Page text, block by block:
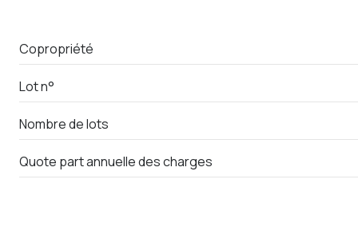
chambre
salle d'eau
WC
Couloir
Copropriété
Lot n°
Nombre de lots
Quote part annuelle des charges